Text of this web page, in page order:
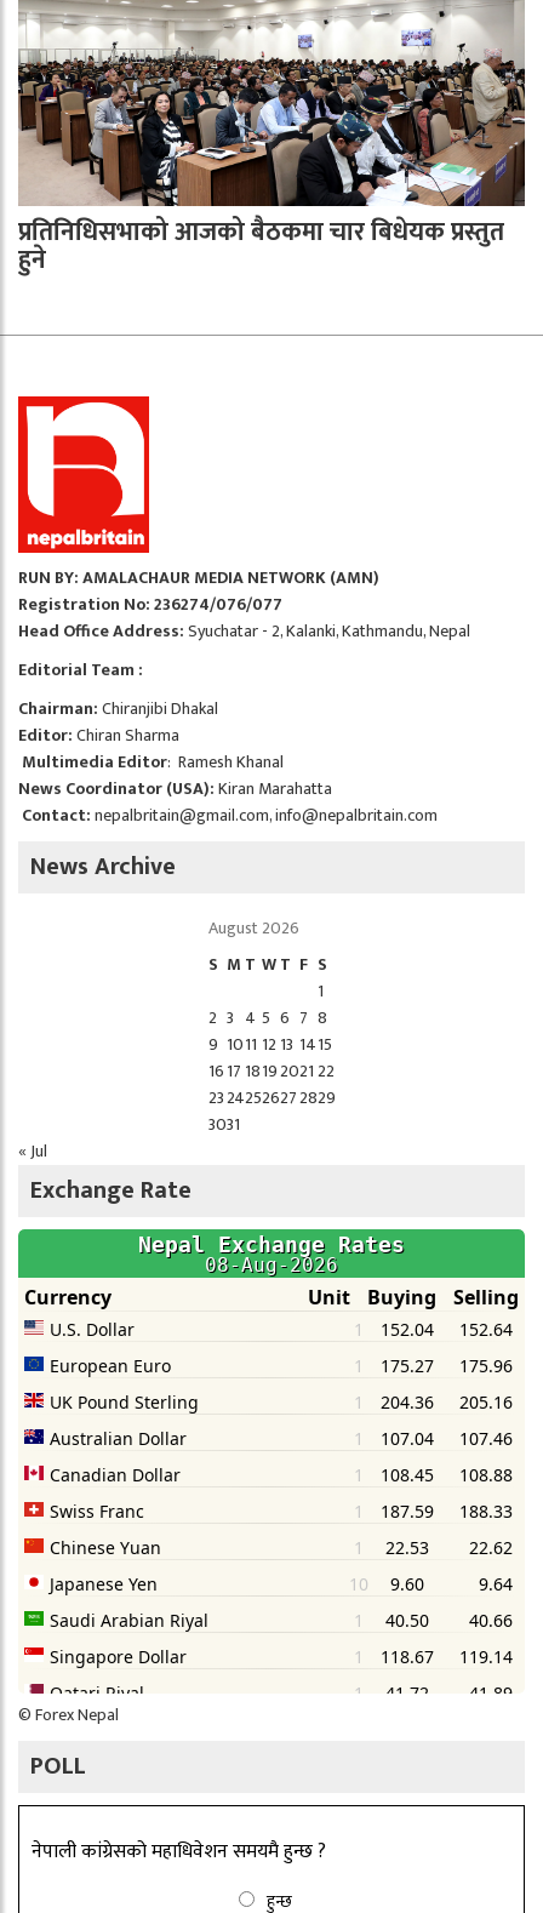
प्रतिनिधिसभाको आजको बैठकमा चार बिधेयक प्रस्तुत
हुने
RUN BY: AMALACHAUR MEDIA NETWORK (AMN)
Registration No: 236274/076/077
Head Office Address:Syuchatar - 2, Kalanki, Kathmandu, Nepal
Editorial Team :
Chairman:Chiranjibi Dhakal
Editor:Chiran Sharma
Multimedia Editor: Ramesh Khanal
News Coordinator (USA):Kiran Marahatta
Contact:nepalbritain@gmail.com,info@nepalbritain.com
News Archive
August 2026
S M T WT F S
1
2 3 4 5 6 7 8
9 1011 12 13 1415
1617 1819202122
23242526272829
3031
« Jul
Exchange Rate
©Forex Nepal
POLL
नेपाली कांग्रेसको महाधिवेशन समयमै हुन्छ ?
हुन्छ